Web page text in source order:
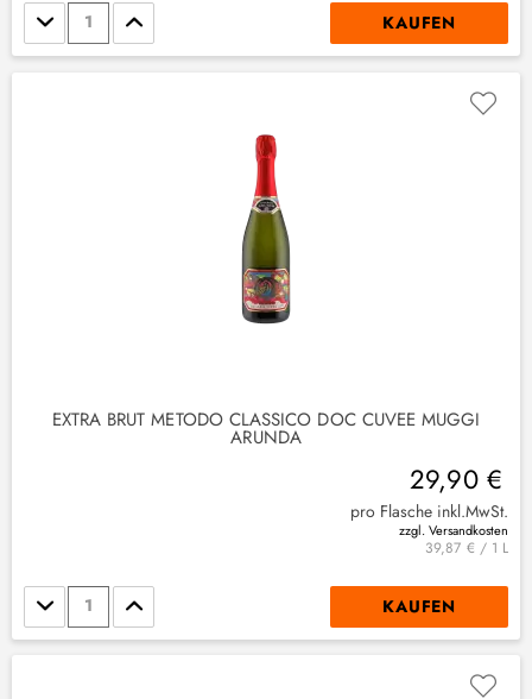
Stückzahl KAUFEN
EXTRA BRUT METODO CLASSICO DOC CUVEE MUGGI
ARUNDA
29,90 €
pro Flasche inkl.MwSt.
zzgl. Versandkosten
39,87 € / 1 L
Stückzahl KAUFEN